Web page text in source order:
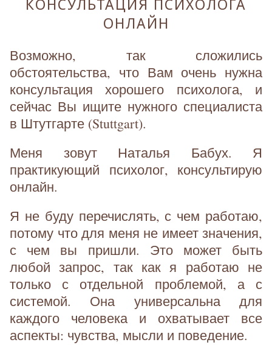
ОНЛАЙН
Возможно, так сложились
обстоятельства, что Вам очень нужна
консультация хорошего психолога, и
сейчас Вы ищите нужного специалиста
в Штутгарте (Stuttgart).
Меня зовут Наталья Бабух. Я
практикующий психолог, консультирую
онлайн.
Я не буду перечислять, с чем работаю,
потому что для меня не имеет значения,
с чем вы пришли. Это может быть
любой запрос, так как я работаю не
только с отдельной проблемой, а с
системой. Она универсальна для
каждого человека и охватывает все
аспекты: чувства, мысли и поведение.